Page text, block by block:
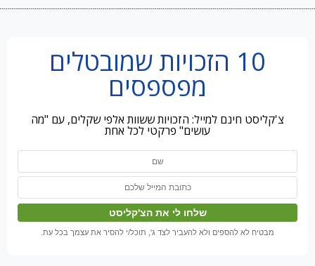
10 הזכויות שמובטלים
מפספסים
צ'קליסט חינם למייל: הזכויות ששוות אלפי שקלים, עם "מה
עושים" פרקטי לכל אחת
מבטיח לא להספים ולא להעביר לצד ג', תוכל/י להסיר את עצמך בכל עת.